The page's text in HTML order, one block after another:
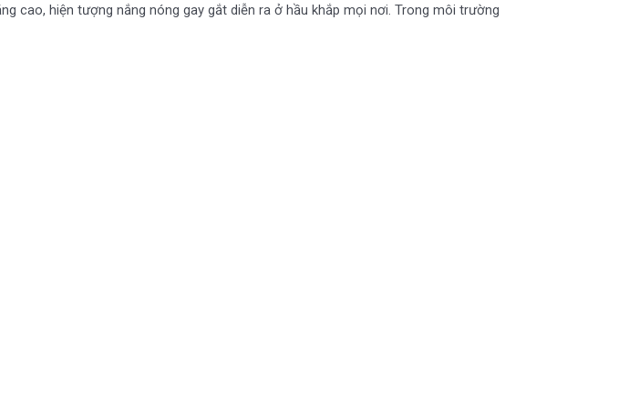
cao, hiện tượng nắng nóng gay gắt diễn ra ở hầu khắp mọi nơi. Trong môi trường